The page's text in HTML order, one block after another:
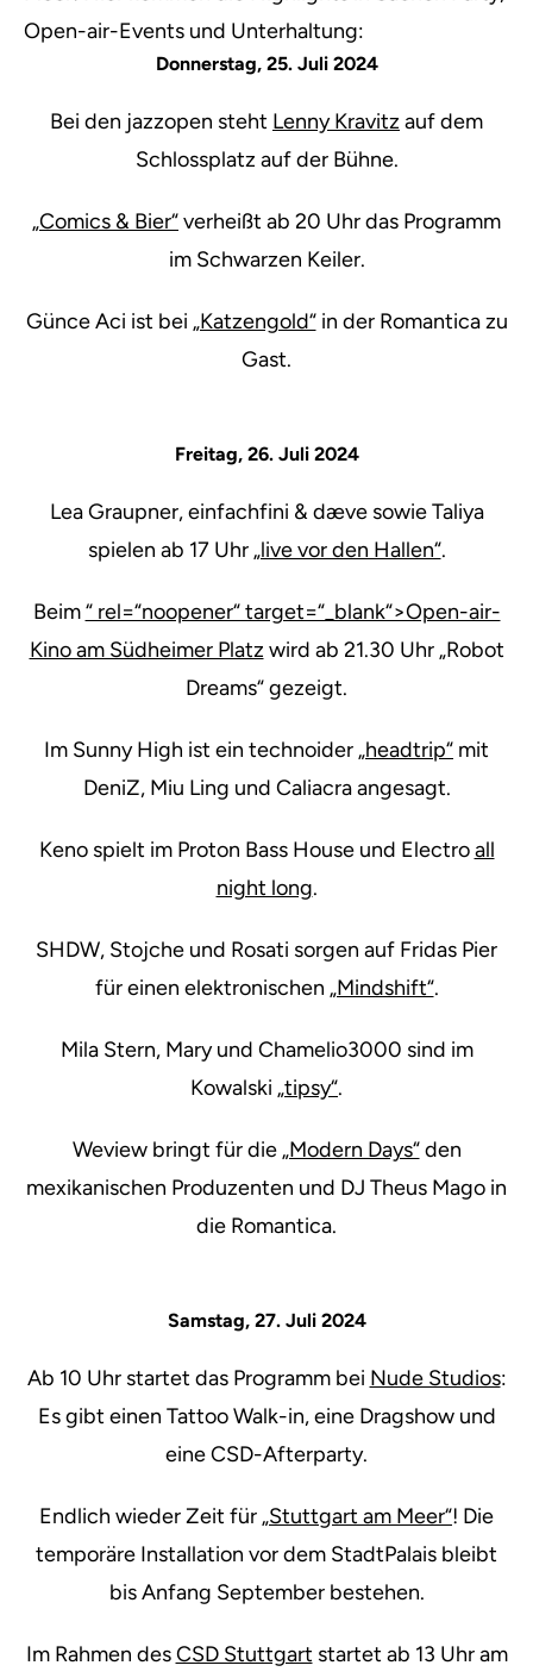
Open-air-Events und Unterhaltung:
Donnerstag, 25. Juli 2024
Bei den jazzopen steht Lenny Kravitz auf dem
Schlossplatz auf der Bühne.
„Comics & Bier“verheißt ab 20 Uhr das Programm
im Schwarzen Keiler.
Günce Aci ist bei „Katzengold“in der Romantica zu
Gast.
Freitag, 26. Juli 2024
Lea Graupner, einfachfini & dæve sowie Taliya
spielen ab 17 Uhr „live vor den Hallen“.
Beim“ rel=“noopener“ target=“_blank“>Open-air-
Kino am Südheimer Platz wird ab 21.30 Uhr „Robot
Dreams“ gezeigt.
Im Sunny High ist ein technoider „headtrip“ mit
DeniZ, Miu Ling und Caliacra angesagt.
Keno spielt im Proton Bass House und Electroall
night long.
SHDW, Stojche und Rosati sorgen auf Fridas Pier
für einen elektronischen „Mindshift“.
Mila Stern, Mary und Chamelio3000 sind im
Kowalski „tipsy“.
Weview bringt für die „Modern Days“den
mexikanischen Produzenten und DJ Theus Mago in
die Romantica.
Samstag, 27. Juli 2024
Ab 10 Uhr startet das Programm bei Nude Studios:
Es gibt einen Tattoo Walk-in, eine Dragshow und
eine CSD-Afterparty.
Endlich wieder Zeit für „Stuttgart am Meer“! Die
temporäre Installation vor dem StadtPalais bleibt
bis Anfang September bestehen.
Im Rahmen desCSD Stuttgart startet ab 13 Uhr am